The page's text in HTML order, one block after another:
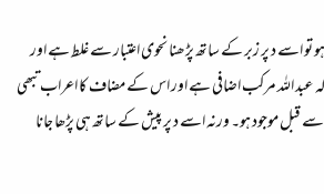
اسے د پر زبر کے ساتھ پڑھنا نحوی اعتبار سے غلط ہے اور
کہ عبد اللہ مرکب اضافی ہے اور اس کے مضاف کا اعراب تبھی
موجود ہو۔ ورنہ اسے د پر پیش کے ساتھ ہی پڑھا جانا